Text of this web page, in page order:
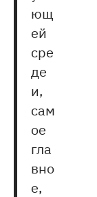
ющ
ей
сре
де
и,
сам
ое
гла
вно
е,